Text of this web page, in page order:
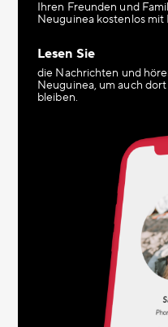
Ihren Freunden und
Neuguinea kostenlos mit
Lesen Sie
die Nachrichten und
Neuguinea, um auch
bleiben.